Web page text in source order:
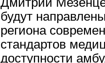
будут
региона
стандартов
доступности